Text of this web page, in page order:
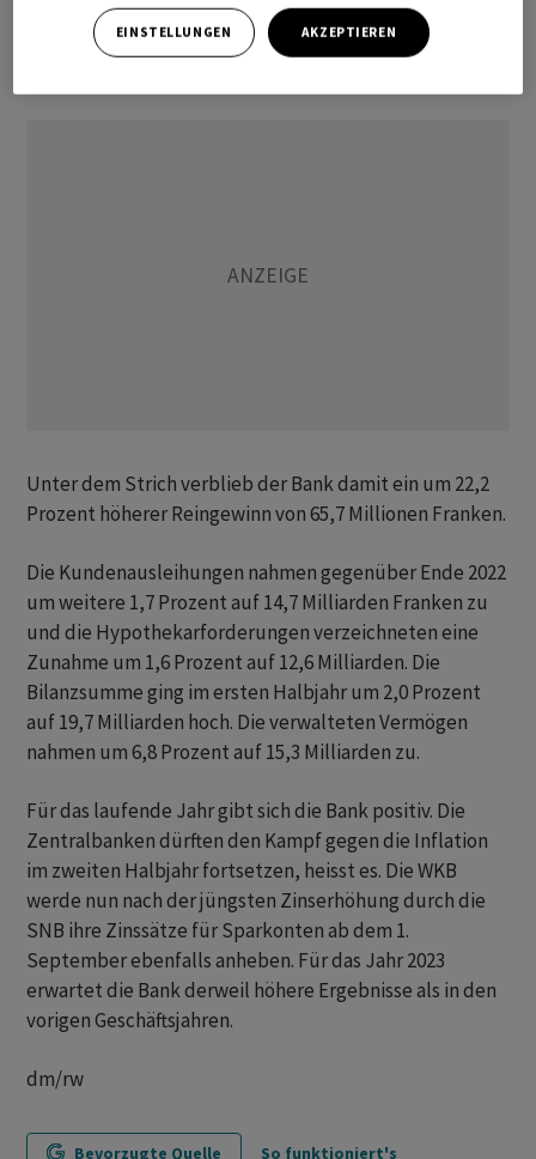
die WKB damit zu einer der effizientesten Banken der
Schweiz. Ein Wert unter 50 Prozent gilt in der Branche
Unter dem Strich verblieb der Bank damit ein um 22,2
Prozent höherer Reingewinn von 65,7 Millionen Franken.
Die Kundenausleihungen nahmen gegenüber Ende 2022
um weitere 1,7 Prozent auf 14,7 Milliarden Franken zu
und die Hypothekarforderungen verzeichneten eine
Zunahme um 1,6 Prozent auf 12,6 Milliarden. Die
Bilanzsumme ging im ersten Halbjahr um 2,0 Prozent
auf 19,7 Milliarden hoch. Die verwalteten Vermögen
nahmen um 6,8 Prozent auf 15,3 Milliarden zu.
Für das laufende Jahr gibt sich die Bank positiv. Die
Zentralbanken dürften den Kampf gegen die Inflation
im zweiten Halbjahr fortsetzen, heisst es. Die WKB
werde nun nach der jüngsten Zinserhöhung durch die
SNB ihre Zinssätze für Sparkonten ab dem 1.
September ebenfalls anheben. Für das Jahr 2023
erwartet die Bank derweil höhere Ergebnisse als in den
vorigen Geschäftsjahren.
dm/rw
Bevorzugte Quelle So funktioniert's
EINSTELLUNGEN AKZEPTIEREN